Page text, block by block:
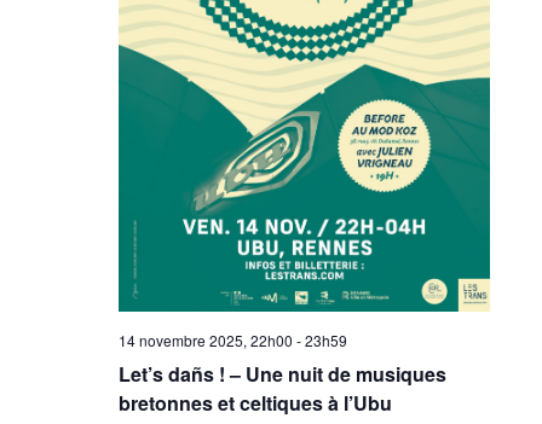
14 novembre 2025, 22h00 -23h59
Let’s dañs ! – Une nuit de musiques
bretonnes et celtiques à l’Ubu